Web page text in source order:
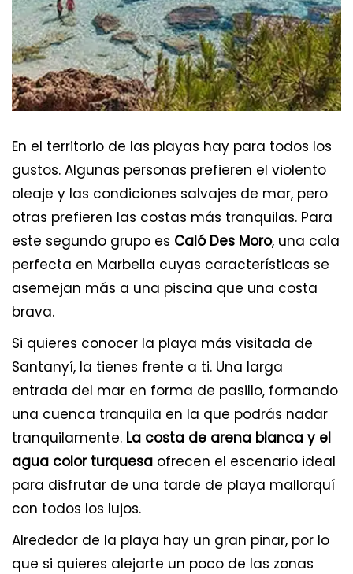
En el territorio de las playas hay para todos los
gustos. Algunas personas prefieren el violento
oleaje y las condiciones salvajes de mar, pero
otras prefieren las costas más tranquilas. Para
este segundo grupo es Caló Des Moro, una cala
perfecta en Marbella cuyas características se
asemejan más a una piscina que una costa
brava.
Si quieres conocer la playa más visitada de
Santanyí, la tienes frente a ti. Una larga
entrada del mar en forma de pasillo, formando
una cuenca tranquila en la que podrás nadar
tranquilamente. La costa de arena blanca y el
agua color turquesa ofrecen el escenario ideal
para disfrutar de una tarde de playa mallorquí
con todos los lujos.
Alrededor de la playa hay un gran pinar, por lo
que si quieres alejarte un poco de las zonas